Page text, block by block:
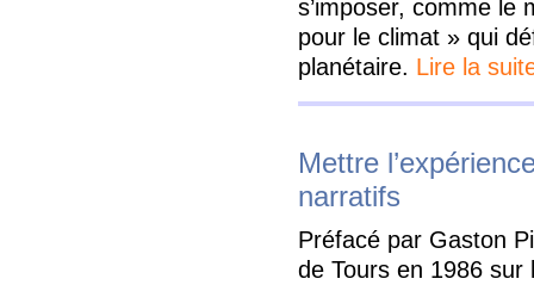
s’imposer, comme le
pour le climat » qui
planétaire. Lire la
Mettre
narratifs
Préfacé par Gaston
de Tours en 1986 sur